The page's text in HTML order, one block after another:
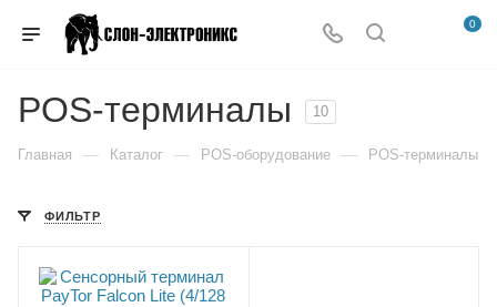
0
POS-терминалы 10
Главная — Каталог — POS-оборудование — POS-терминалы
ФИЛЬТР